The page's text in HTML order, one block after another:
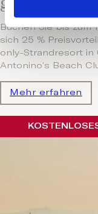
Buchen Sie bis zum
sich 25 %
only-Strandresort in
Antonino’s Beach
Mehr erfahren